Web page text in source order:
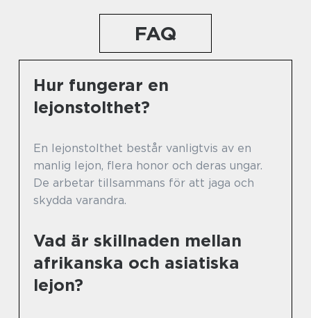
FAQ
Hur fungerar en
lejonstolthet?
En lejonstolthet består vanligtvis av en
manlig lejon, flera honor och deras ungar.
De arbetar tillsammans för att jaga och
skydda varandra.
Vad är skillnaden mellan
afrikanska och asiatiska
lejon?